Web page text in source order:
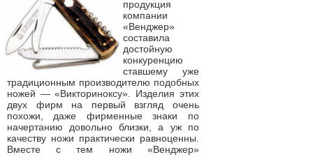
продукция
компании
«Венджер»
составила
достойную
конкуренцию
ставшему уже
традиционным производителю подобных
ножей — «Викториноксу». Изделия этих
двух фирм на первый взгляд очень
похожи, даже фирменные знаки по
начертанию довольно близки, а уж по
качеству ножи практически равноценны.
Вместе с тем ножи «Венджер»